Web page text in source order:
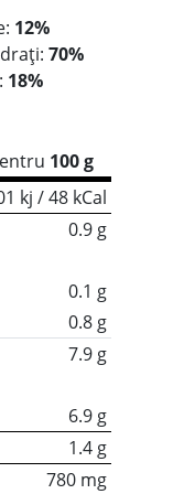
12%
70%
18%
100 g
kj / 48 kCal
0.9 g
0.1 g
0.8 g
7.9 g
6.9 g
1.4 g
780 mg